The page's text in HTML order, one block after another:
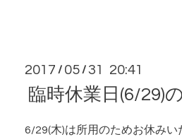
2017 / 05 /31 20:41
臨時休業日(6/29)
6/29(木)は所用のためお休みい